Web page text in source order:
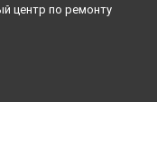
центр по ремонту